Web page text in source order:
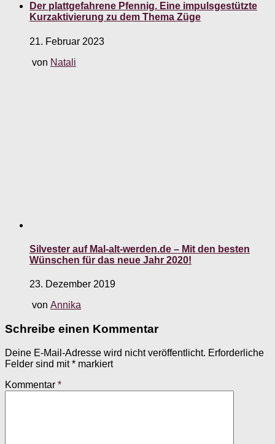
Der plattgefahrene Pfennig. Eine impulsgestützte
Kurzaktivierung zu dem Thema Züge
21. Februar 2023
von Natali
Silvester auf Mal-alt-werden.de – Mit den besten
Wünschen für das neue Jahr 2020!
23. Dezember 2019
von Annika
Schreibe einen Kommentar
Deine E-Mail-Adresse wird nicht veröffentlicht. Erforderliche
Felder sind mit* markiert
Kommentar *